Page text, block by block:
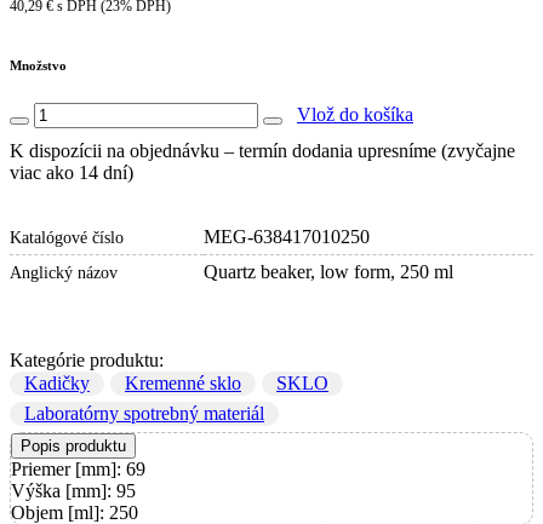
40,29 € s DPH (23% DPH)
Množstvo
Vlož do košíka
K dispozícii na objednávku – termín dodania upresníme (zvyčajne
viac ako 14 dní)
Katalógové číslo MEG-638417010250
Anglický názov Quartz beaker, low form, 250 ml
Kategórie produktu:
Kadičky
Kremenné sklo
SKLO
Laboratórny spotrebný materiál
Popis produktu
Priemer [mm]: 69
Výška [mm]: 95
Objem [ml]: 250